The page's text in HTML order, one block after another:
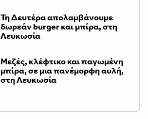
Τη Δευτέρα απολαμβάνουμε
δωρεάν burger και μπίρα, στη
Λευκωσία
Μεζές, κλέφτικο και παγωμένη
μπίρα, σε μια πανέμορφη αυλή,
στη Λευκωσία